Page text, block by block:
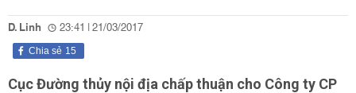
D. Linh 23:41 | 21/03/2017
15
Chia sẻ
Cục Đường thủy nội địa chấp thuận cho Công ty CP